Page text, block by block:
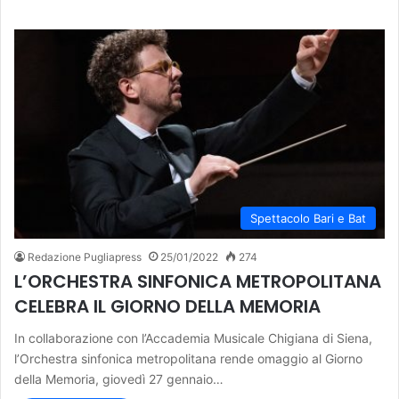
Spettacolo Bari e Bat
Redazione Pugliapress 25/01/2022 274
L’ORCHESTRA SINFONICA METROPOLITANA
CELEBRA IL GIORNO DELLA MEMORIA
In collaborazione con l’Accademia Musicale Chigiana di Siena,
l’Orchestra sinfonica metropolitana rende omaggio al Giorno
della Memoria, giovedì 27 gennaio…